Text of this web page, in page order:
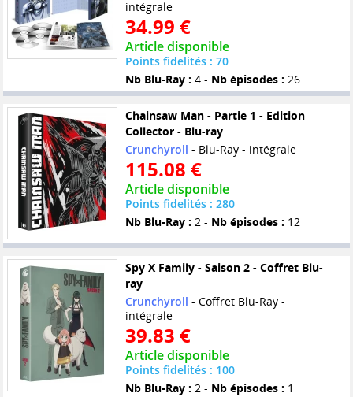
intégrale
34.99 €
Article disponible
Points fidelités : 70
Nb Blu-Ray : 4 - Nb épisodes : 26
Chainsaw Man - Partie 1 - Edition
Collector - Blu-ray
Crunchyroll - Blu-Ray - intégrale
115.08 €
Article disponible
Points fidelités : 280
Nb Blu-Ray : 2 - Nb épisodes : 12
Spy X Family - Saison 2 - Coffret Blu-
ray
Crunchyroll - Coffret Blu-Ray -
intégrale
39.83 €
Article disponible
Points fidelités : 100
Nb Blu-Ray : 2 - Nb épisodes : 1